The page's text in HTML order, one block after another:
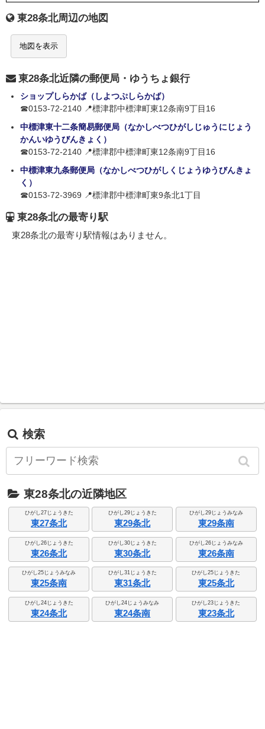
東28条北周辺の地図
地図を表示
東28条北近隣の郵便局・ゆうちょ銀行
ショップしらかば（しよつぷしらかば）
☎0153-72-2140 📍標津郡中標津町東12条南9丁目16
中標津東十二条簡易郵便局（なかしべつひがしじゅうにじょう
かんいゆうびんきょく）
☎0153-72-2140 📍標津郡中標津町東12条南9丁目16
中標津東九条郵便局（なかしべつひがしくじょうゆうびんきょ
く）
☎0153-72-3969 📍標津郡中標津町東9条北1丁目
東28条北の最寄り駅
東28条北の最寄り駅情報はありません。
検索
東28条北の近隣地区
ひがし27じょうきた
東27条北
ひがし29じょうきた
東29条北
ひがし29じょうみなみ
東29条南
ひがし26じょうきた
東26条北
ひがし30じょうきた
東30条北
ひがし26じょうみなみ
東26条南
ひがし25じょうみなみ
東25条南
ひがし31じょうきた
東31条北
ひがし25じょうきた
東25条北
ひがし24じょうきた
東24条北
ひがし24じょうみなみ
東24条南
ひがし23じょうきた
東23条北